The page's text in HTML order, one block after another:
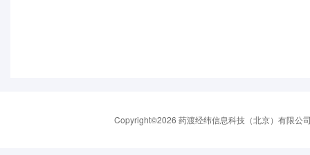
Copyright©2026 药渡经纬信息科技（北京）有限公